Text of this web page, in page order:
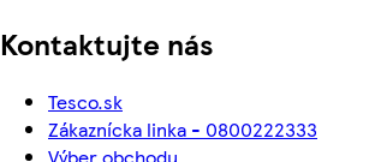
Kontaktujte nás
Tesco.sk
Zákaznícka linka - 0800222333
Výber obchodu